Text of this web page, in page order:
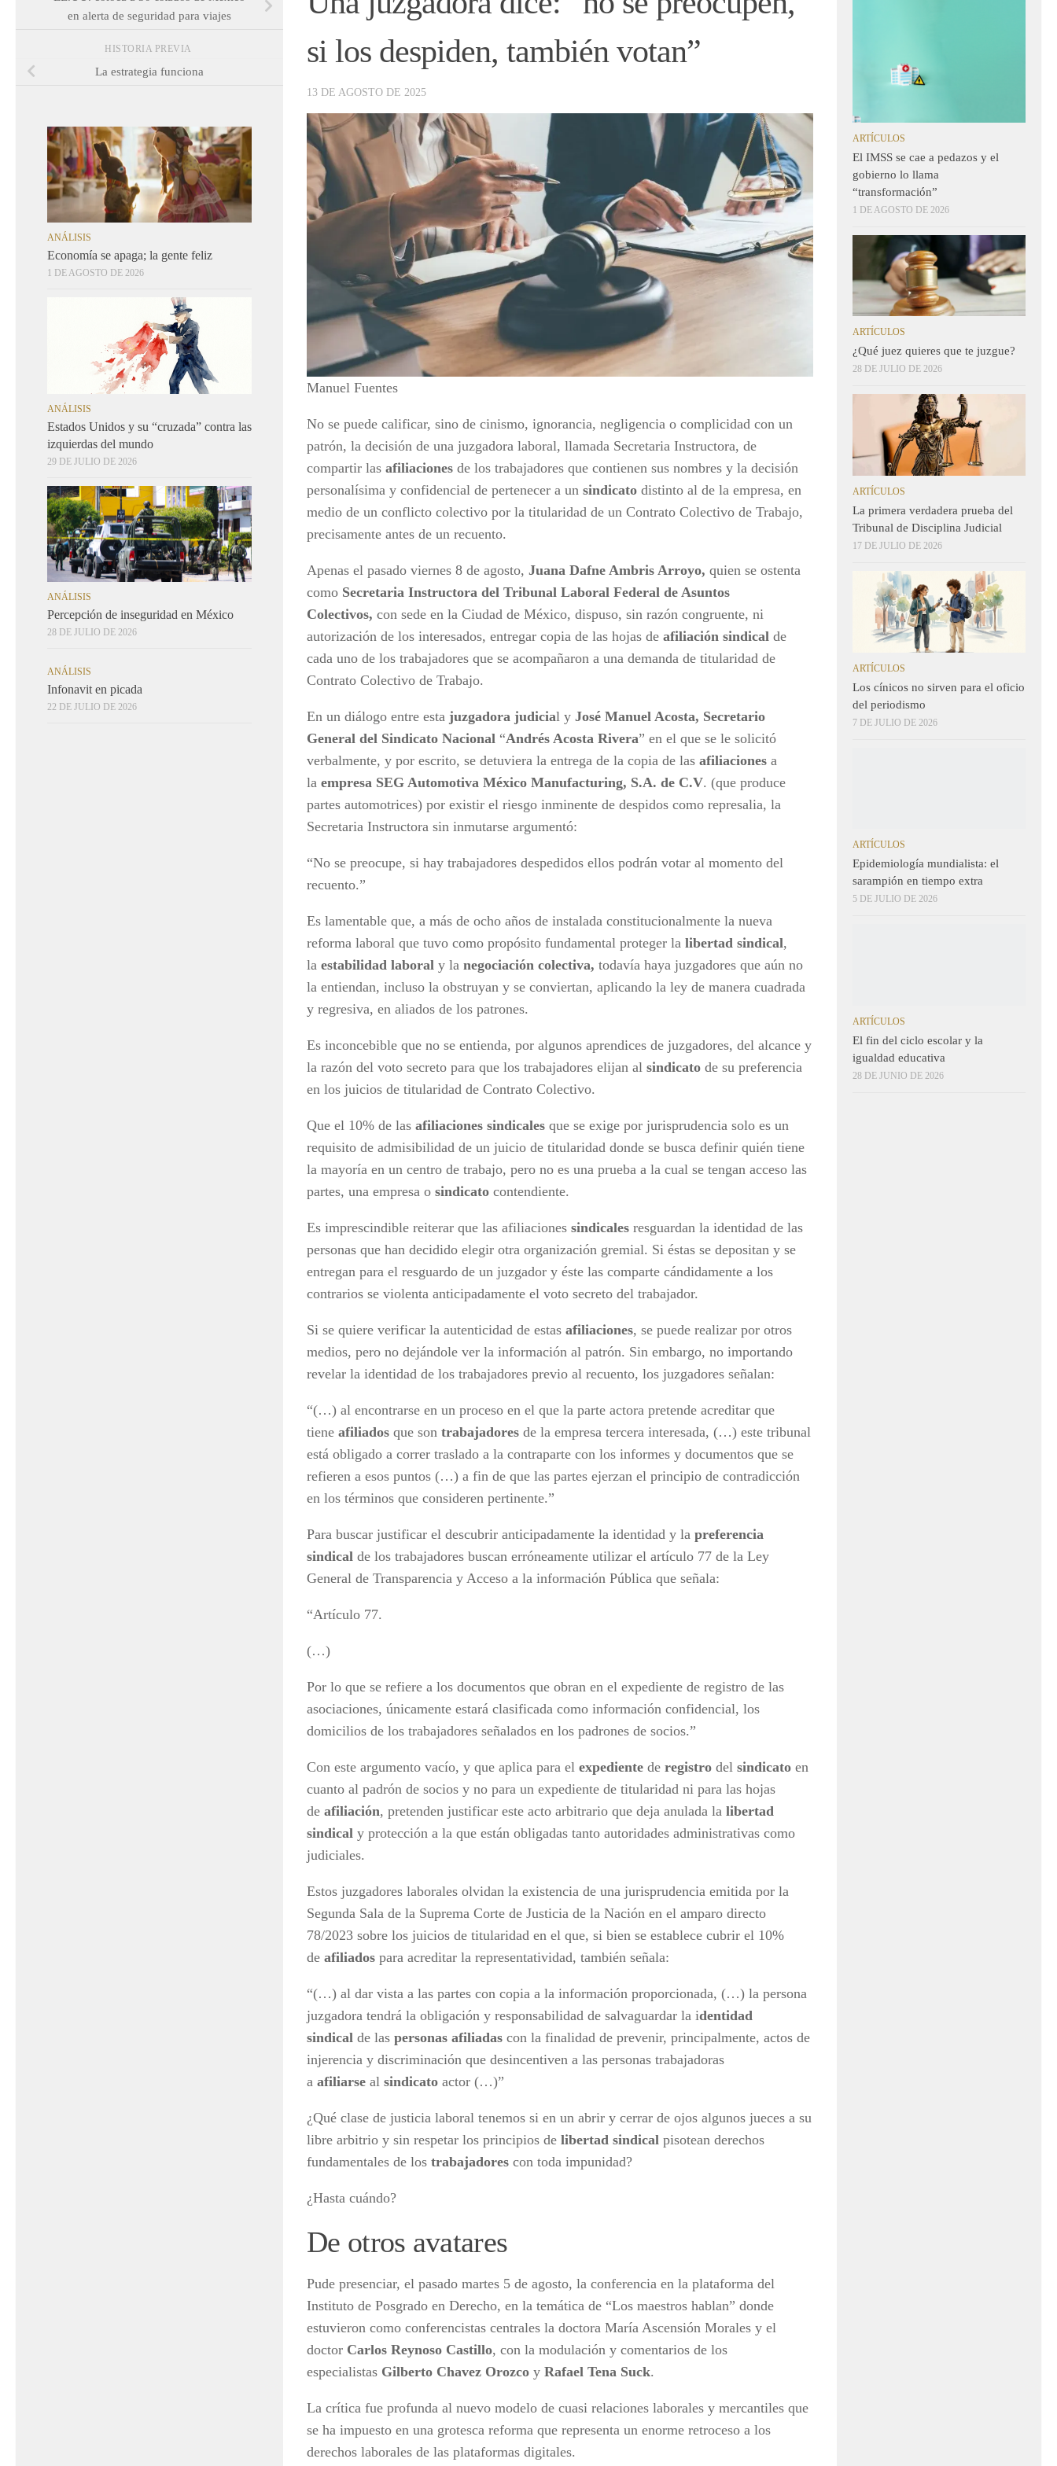
si los despiden, también votan”
13 DE AGOSTO DE 2025
Manuel Fuentes
No se puede calificar, sino de cinismo, ignorancia, negligencia o complicidad con un
patrón, la decisión de una juzgadora laboral, llamada Secretaria Instructora, de
compartir las afiliaciones de los trabajadores que contienen sus nombres y la decisión
personalísima y confidencial de pertenecer a un sindicato distinto al de la empresa, en
medio de un conflicto colectivo por la titularidad de un Contrato Colectivo de Trabajo,
precisamente antes de un recuento.
Apenas el pasado viernes 8 de agosto, Juana Dafne Ambris Arroyo, quien se ostenta
como Secretaria Instructora del Tribunal Laboral Federal de Asuntos
Colectivos, con sede en la Ciudad de México, dispuso, sin razón congruente, ni
autorización de los interesados, entregar copia de las hojas de afiliación sindical de
cada uno de los trabajadores que se acompañaron a una demanda de titularidad de
Contrato Colectivo de Trabajo.
En un diálogo entre esta juzgadora judicial y José Manuel Acosta, Secretario
General del Sindicato Nacional “Andrés Acosta Rivera” en el que se le solicitó
verbalmente, y por escrito, se detuviera la entrega de la copia de las afiliaciones a
la empresa SEG Automotiva México Manufacturing, S.A. de C.V. (que produce
partes automotrices) por existir el riesgo inminente de despidos como represalia, la
Secretaria Instructora sin inmutarse argumentó:
“No se preocupe, si hay trabajadores despedidos ellos podrán votar al momento del
recuento.”
Es lamentable que, a más de ocho años de instalada constitucionalmente la nueva
reforma laboral que tuvo como propósito fundamental proteger la libertad sindical,
la estabilidad laboral y la negociación colectiva, todavía haya juzgadores que aún no
la entiendan, incluso la obstruyan y se conviertan, aplicando la ley de manera cuadrada
y regresiva, en aliados de los patrones.
Es inconcebible que no se entienda, por algunos aprendices de juzgadores, del alcance y
la razón del voto secreto para que los trabajadores elijan al sindicato de su preferencia
en los juicios de titularidad de Contrato Colectivo.
Que el 10% de las afiliaciones sindicales que se exige por jurisprudencia solo es un
requisito de admisibilidad de un juicio de titularidad donde se busca definir quién tiene
la mayoría en un centro de trabajo, pero no es una prueba a la cual se tengan acceso las
partes, una empresa o sindicato contendiente.
Es imprescindible reiterar que las afiliaciones sindicales resguardan la identidad de las
personas que han decidido elegir otra organización gremial. Si éstas se depositan y se
entregan para el resguardo de un juzgador y éste las comparte cándidamente a los
contrarios se violenta anticipadamente el voto secreto del trabajador.
Si se quiere verificar la autenticidad de estas afiliaciones, se puede realizar por otros
medios, pero no dejándole ver la información al patrón. Sin embargo, no importando
revelar la identidad de los trabajadores previo al recuento, los juzgadores señalan:
“(…) al encontrarse en un proceso en el que la parte actora pretende acreditar que
tiene afiliados que son trabajadores de la empresa tercera interesada, (…) este tribunal
está obligado a correr traslado a la contraparte con los informes y documentos que se
refieren a esos puntos (…) a fin de que las partes ejerzan el principio de contradicción
en los términos que consideren pertinente.”
Para buscar justificar el descubrir anticipadamente la identidad y la preferencia
sindical de los trabajadores buscan erróneamente utilizar el artículo 77 de la Ley
General de Transparencia y Acceso a la información Pública que señala:
“Artículo 77.
(…)
Por lo que se refiere a los documentos que obran en el expediente de registro de las
asociaciones, únicamente estará clasificada como información confidencial, los
domicilios de los trabajadores señalados en los padrones de socios.”
Con este argumento vacío, y que aplica para el expediente de registro del sindicato en
cuanto al padrón de socios y no para un expediente de titularidad ni para las hojas
de afiliación, pretenden justificar este acto arbitrario que deja anulada la libertad
sindical y protección a la que están obligadas tanto autoridades administrativas como
judiciales.
Estos juzgadores laborales olvidan la existencia de una jurisprudencia emitida por la
Segunda Sala de la Suprema Corte de Justicia de la Nación en el amparo directo
78/2023 sobre los juicios de titularidad en el que, si bien se establece cubrir el 10%
de afiliados para acreditar la representatividad, también señala:
“(…) al dar vista a las partes con copia a la información proporcionada, (…) la persona
juzgadora tendrá la obligación y responsabilidad de salvaguardar la identidad
sindical de las personas afiliadas con la finalidad de prevenir, principalmente, actos de
injerencia y discriminación que desincentiven a las personas trabajadoras
a afiliarse al sindicato actor (…)”
¿Qué clase de justicia laboral tenemos si en un abrir y cerrar de ojos algunos jueces a su
libre arbitrio y sin respetar los principios de libertad sindical pisotean derechos
fundamentales de los trabajadores con toda impunidad?
¿Hasta cuándo?
De otros avatares
Pude presenciar, el pasado martes 5 de agosto, la conferencia en la plataforma del
Instituto de Posgrado en Derecho, en la temática de “Los maestros hablan” donde
estuvieron como conferencistas centrales la doctora María Ascensión Morales y el
doctor Carlos Reynoso Castillo, con la modulación y comentarios de los
especialistas Gilberto Chavez Orozco y Rafael Tena Suck.
La crítica fue profunda al nuevo modelo de cuasi relaciones laborales y mercantiles que
se ha impuesto en una grotesca reforma que representa un enorme retroceso a los
derechos laborales de las plataformas digitales.
en alerta de seguridad para viajes
HISTORIA PREVIA
La estrategia funciona
ANÁLISIS
Economía se apaga; la gente feliz
1 DE AGOSTO DE 2026
ANÁLISIS
Estados Unidos y su “cruzada” contra las
izquierdas del mundo
29 DE JULIO DE 2026
ANÁLISIS
Percepción de inseguridad en México
28 DE JULIO DE 2026
ANÁLISIS
Infonavit en picada
22 DE JULIO DE 2026
ARTÍCULOS
El IMSS se cae a pedazos y el
gobierno lo llama
“transformación”
1 DE AGOSTO DE 2026
ARTÍCULOS
¿Qué juez quieres que te juzgue?
28 DE JULIO DE 2026
ARTÍCULOS
La primera verdadera prueba del
Tribunal de Disciplina Judicial
17 DE JULIO DE 2026
ARTÍCULOS
Los cínicos no sirven para el oficio
del periodismo
7 DE JULIO DE 2026
ARTÍCULOS
Epidemiología mundialista: el
sarampión en tiempo extra
5 DE JULIO DE 2026
ARTÍCULOS
El fin del ciclo escolar y la
igualdad educativa
28 DE JUNIO DE 2026